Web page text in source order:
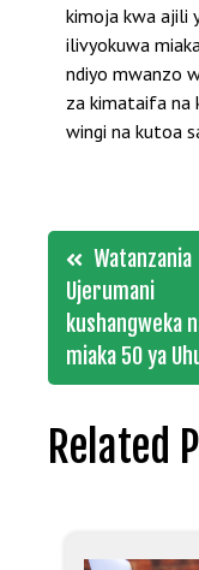
kimoja kwa ajili
ilivyokuwa
ndiyo mwanzo
za kimataifa na
wingi na kutoa
Post
navigation
Watanzania
Ujerumani
kushangweka
miaka 50 ya
Related